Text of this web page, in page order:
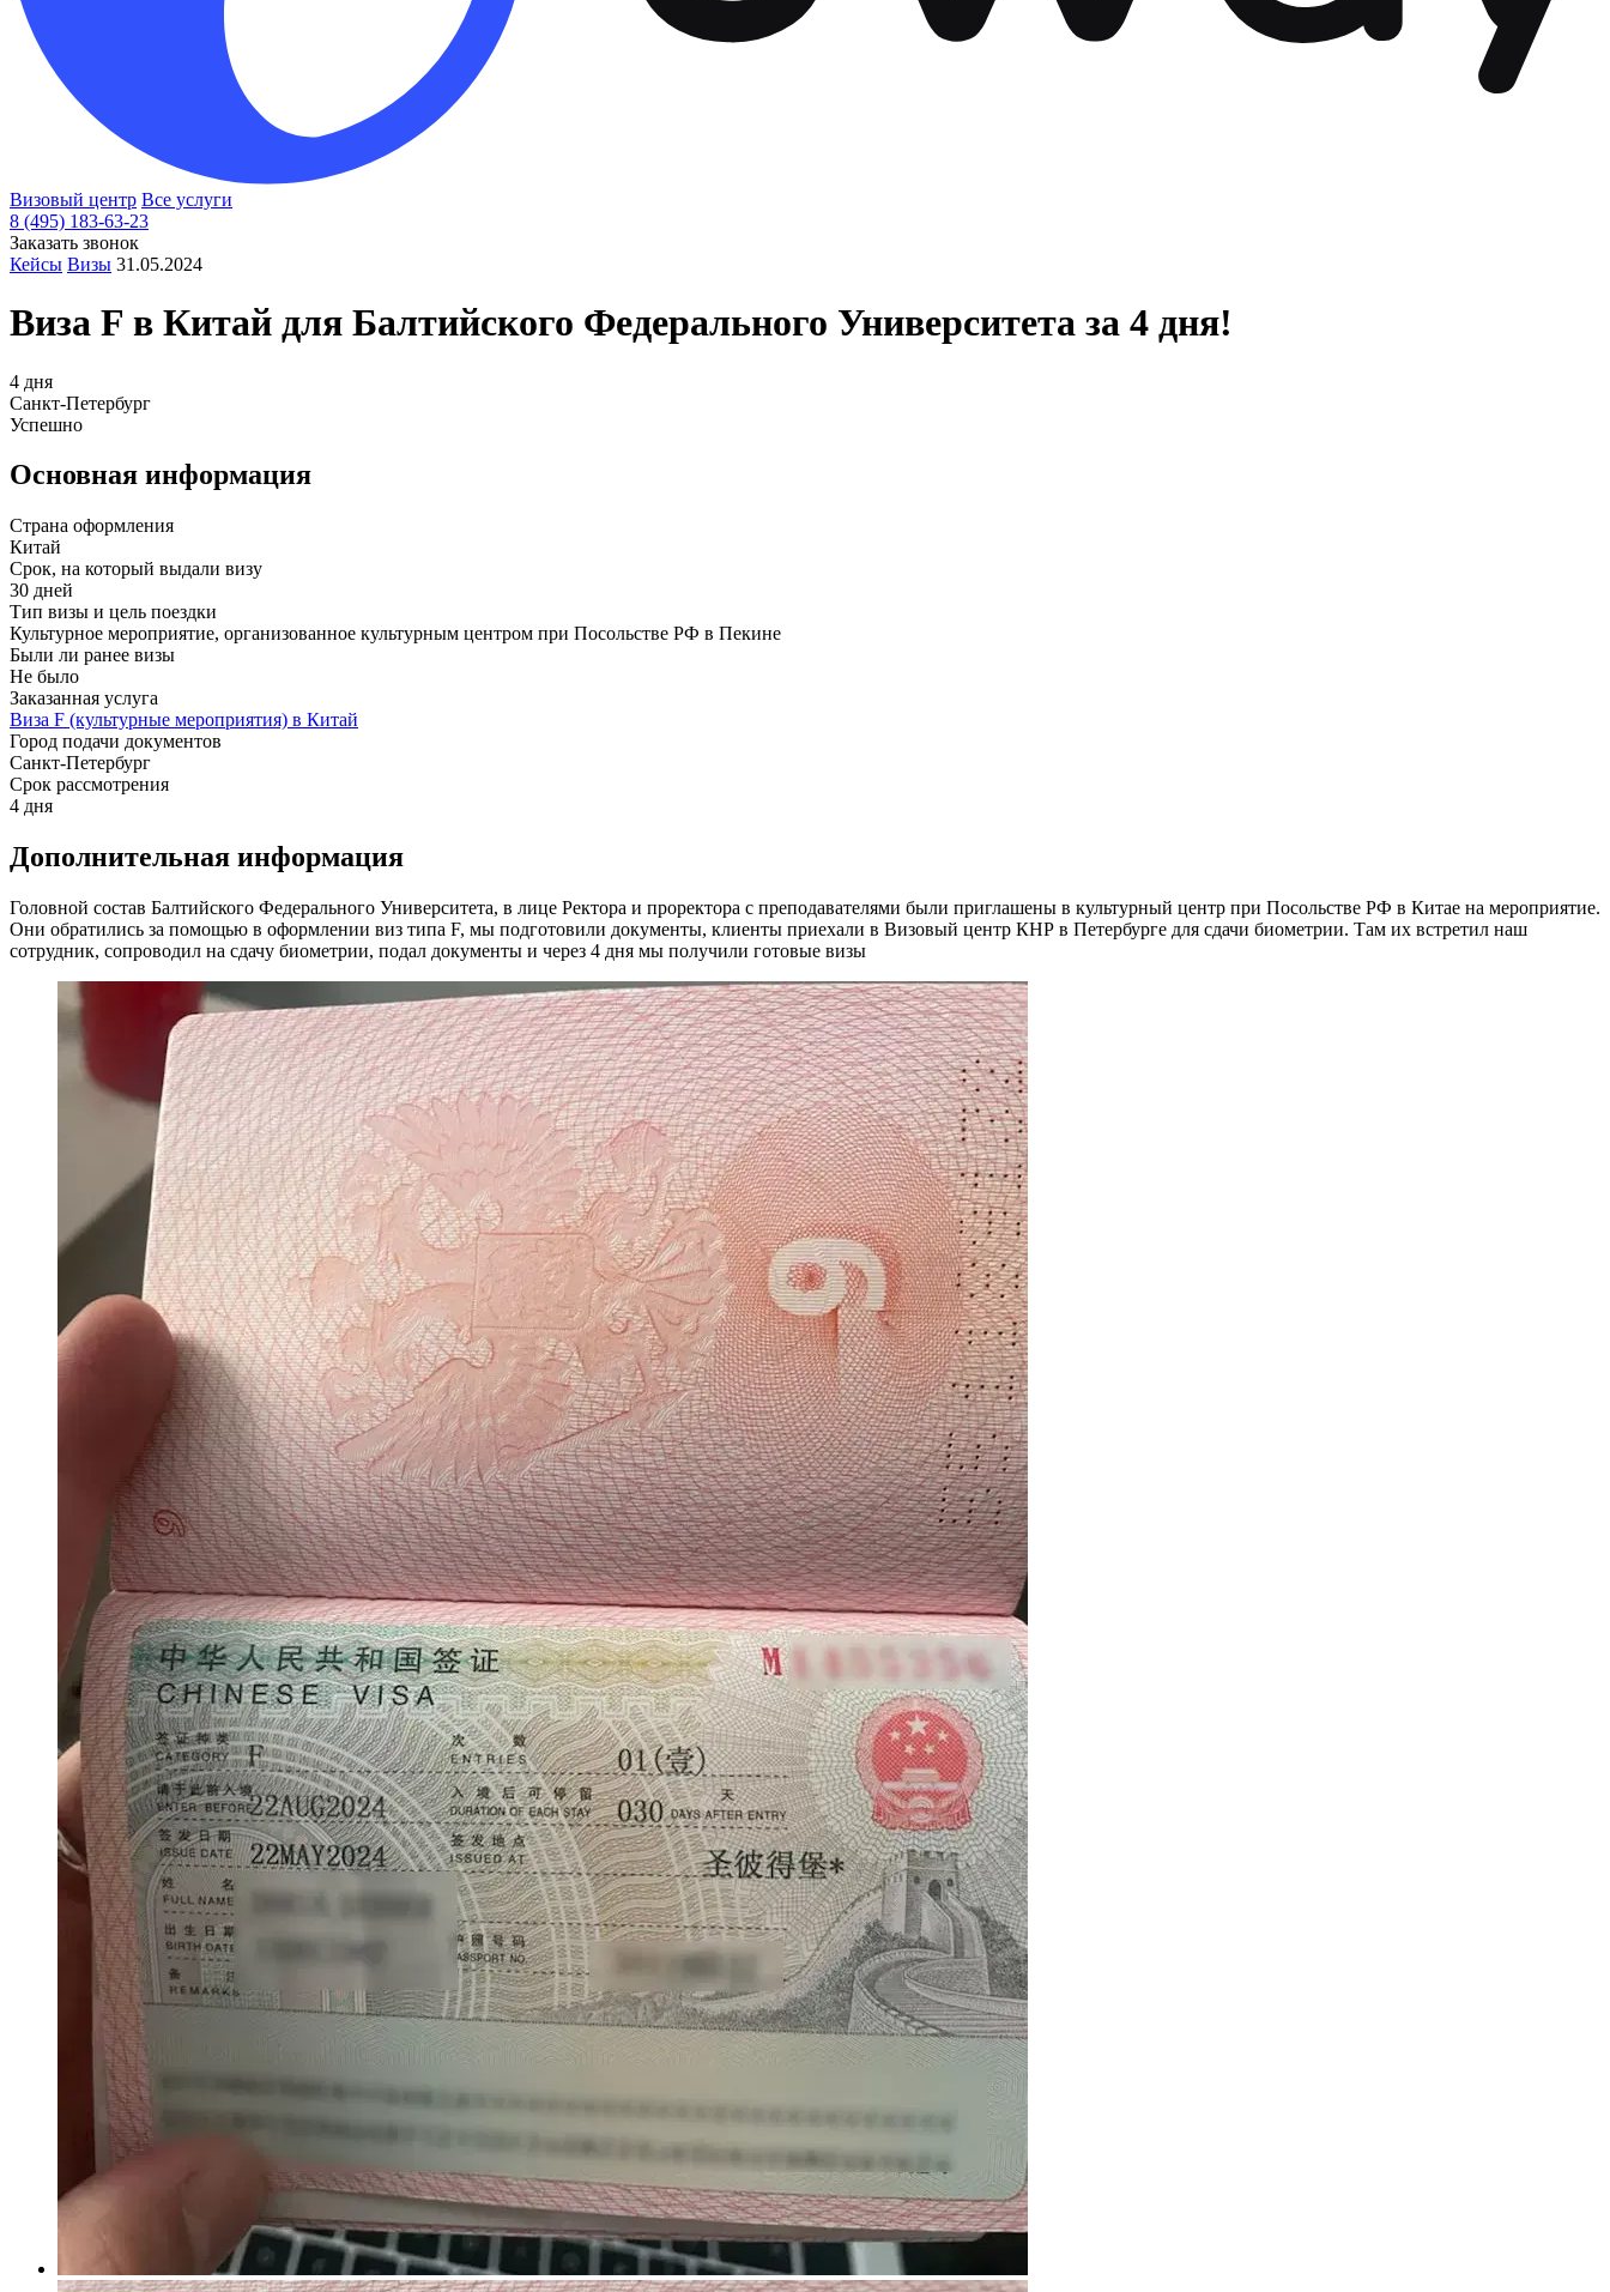
Визовый центр Все услуги
8 (495) 183-63-23
Заказать звонок
Кейсы Визы 31.05.2024
Виза F в Китай для Балтийского Федерального Университета за 4 дня!
4 дня
Санкт-Петербург
Успешно
Основная информация
Страна оформления
Китай
Срок, на который выдали визу
30 дней
Тип визы и цель поездки
Культурное мероприятие, организованное культурным центром при Посольстве РФ в Пекине
Были ли ранее визы
Не было
Заказанная услуга
Виза F (культурные мероприятия) в Китай
Город подачи документов
Санкт-Петербург
Срок рассмотрения
4 дня
Дополнительная информация
Головной состав Балтийского Федерального Университета, в лице Ректора и проректора с преподавателями были приглашены в культурный центр при Посольстве РФ в Китае на мероприятие.
Они обратились за помощью в оформлении виз типа F, мы подготовили документы, клиенты приехали в Визовый центр КНР в Петербурге для сдачи биометрии. Там их встретил наш
сотрудник, сопроводил на сдачу биометрии, подал документы и через 4 дня мы получили готовые визы